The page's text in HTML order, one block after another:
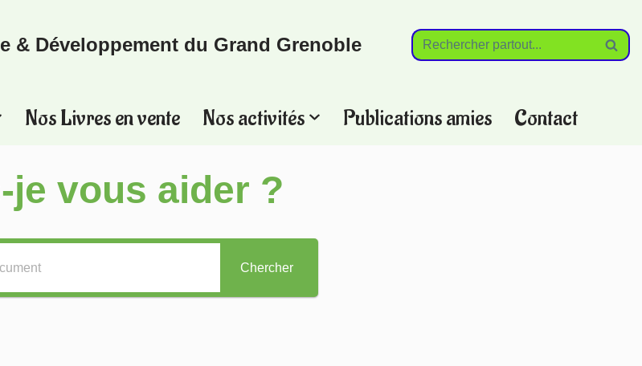
& Développement du Grand Grenoble
Nos Livres en vente Nos activités Publications amies Contact
je vous aider ?
Chercher